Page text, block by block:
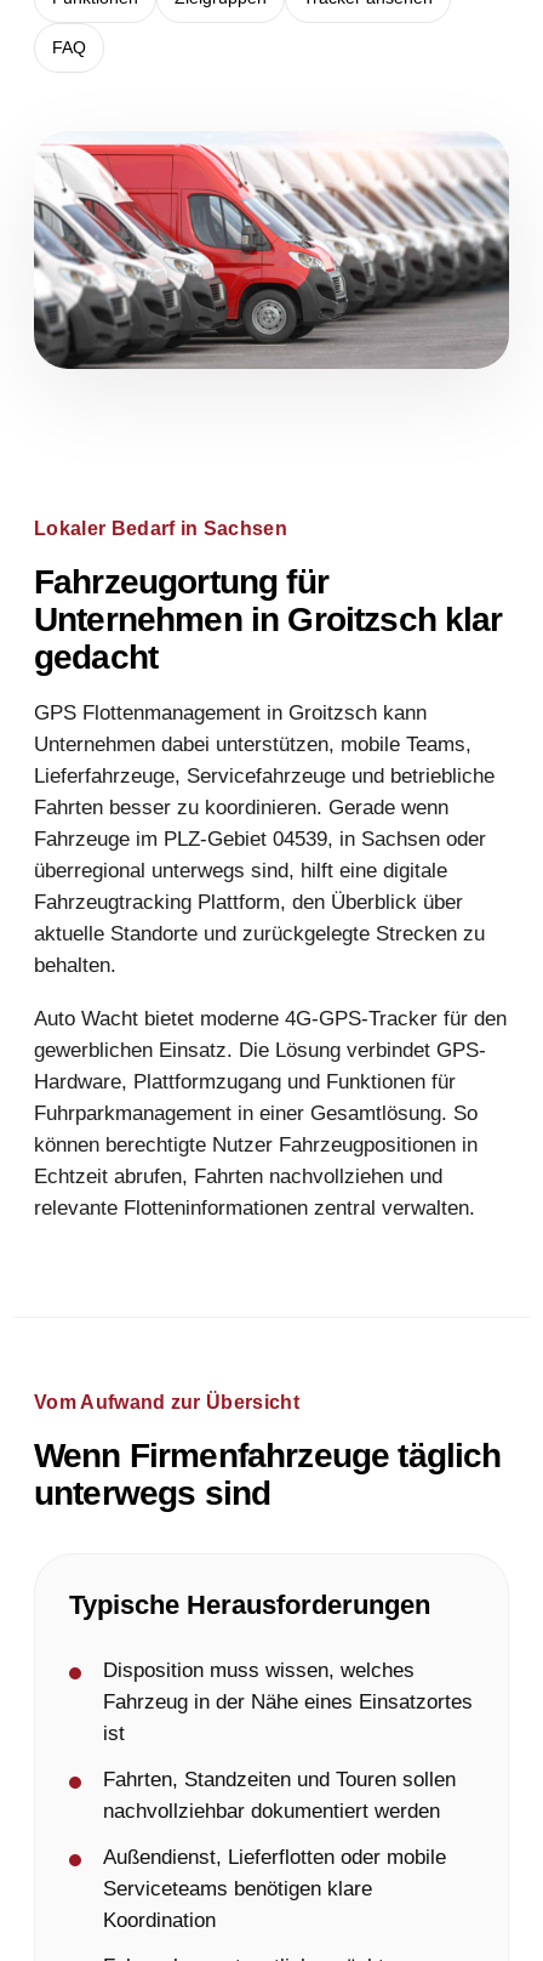
FAQ
Lokaler Bedarf in Sachsen
Fahrzeugortung für
Unternehmen in Groitzsch klar
gedacht
GPS Flottenmanagement in Groitzsch kann
Unternehmen dabei unterstützen, mobile Teams,
Lieferfahrzeuge, Servicefahrzeuge und betriebliche
Fahrten besser zu koordinieren. Gerade wenn
Fahrzeuge im PLZ-Gebiet 04539, in Sachsen oder
überregional unterwegs sind, hilft eine digitale
Fahrzeugtracking Plattform, den Überblick über
aktuelle Standorte und zurückgelegte Strecken zu
behalten.
Auto Wacht bietet moderne 4G-GPS-Tracker für den
gewerblichen Einsatz. Die Lösung verbindet GPS-
Hardware, Plattformzugang und Funktionen für
Fuhrparkmanagement in einer Gesamtlösung. So
können berechtigte Nutzer Fahrzeugpositionen in
Echtzeit abrufen, Fahrten nachvollziehen und
relevante Flotteninformationen zentral verwalten.
Vom Aufwand zur Übersicht
Wenn Firmenfahrzeuge täglich
unterwegs sind
Typische Herausforderungen
Disposition muss wissen, welches
Fahrzeug in der Nähe eines Einsatzortes
ist
Fahrten, Standzeiten und Touren sollen
nachvollziehbar dokumentiert werden
Außendienst, Lieferflotten oder mobile
Serviceteams benötigen klare
Koordination